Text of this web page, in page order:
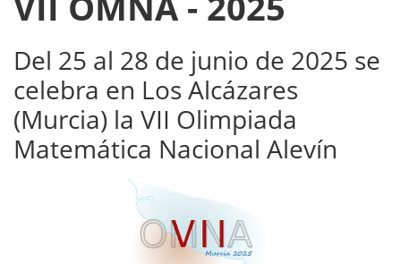
Del 25 al 28 de junio de 2025 se
celebra en Los Alcázares
(Murcia) la VII Olimpiada
Matemática Nacional Alevín